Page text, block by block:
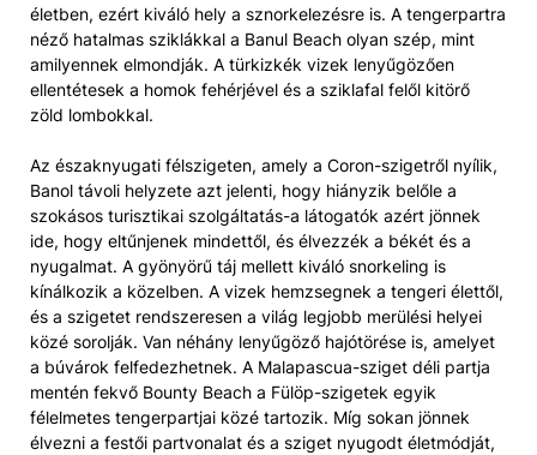
életben, ezért kiváló hely a sznorkelezésre is. A tengerpartra
néző hatalmas sziklákkal a Banul Beach olyan szép, mint
amilyennek elmondják. A türkizkék vizek lenyűgözően
ellentétesek a homok fehérjével és a sziklafal felől kitörő
zöld lombokkal.
Az északnyugati félszigeten, amely a Coron-szigetről nyílik,
Banol távoli helyzete azt jelenti, hogy hiányzik belőle a
szokásos turisztikai szolgáltatás-a látogatók azért jönnek
ide, hogy eltűnjenek mindettől, és élvezzék a békét és a
nyugalmat. A gyönyörű táj mellett kiváló snorkeling is
kínálkozik a közelben. A vizek hemzsegnek a tengeri élettől,
és a szigetet rendszeresen a világ legjobb merülési helyei
közé sorolják. Van néhány lenyűgöző hajótörése is, amelyet
a búvárok felfedezhetnek. A Malapascua-sziget déli partja
mentén fekvő Bounty Beach a Fülöp-szigetek egyik
félelmetes tengerpartjai közé tartozik. Míg sokan jönnek
élvezni a festői partvonalat és a sziget nyugodt életmódját,